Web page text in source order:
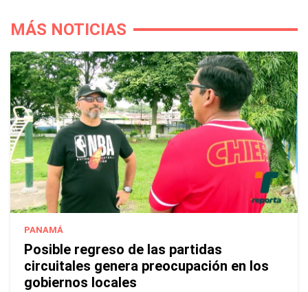
MÁS NOTICIAS
PANAMÁ
Posible regreso de las partidas
circuitales genera preocupación en los
gobiernos locales